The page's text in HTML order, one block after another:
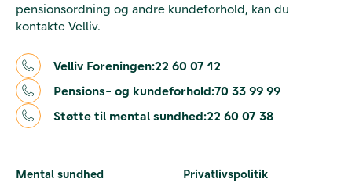
pensionsordning og andre kundeforhold, kan du
kontakte Velliv.
Velliv Foreningen:22 60 07 12
Pensions- og kundeforhold:70 33 99 99
Støtte til mental sundhed:22 60 07 38
Mental sundhed Privatlivspolitik